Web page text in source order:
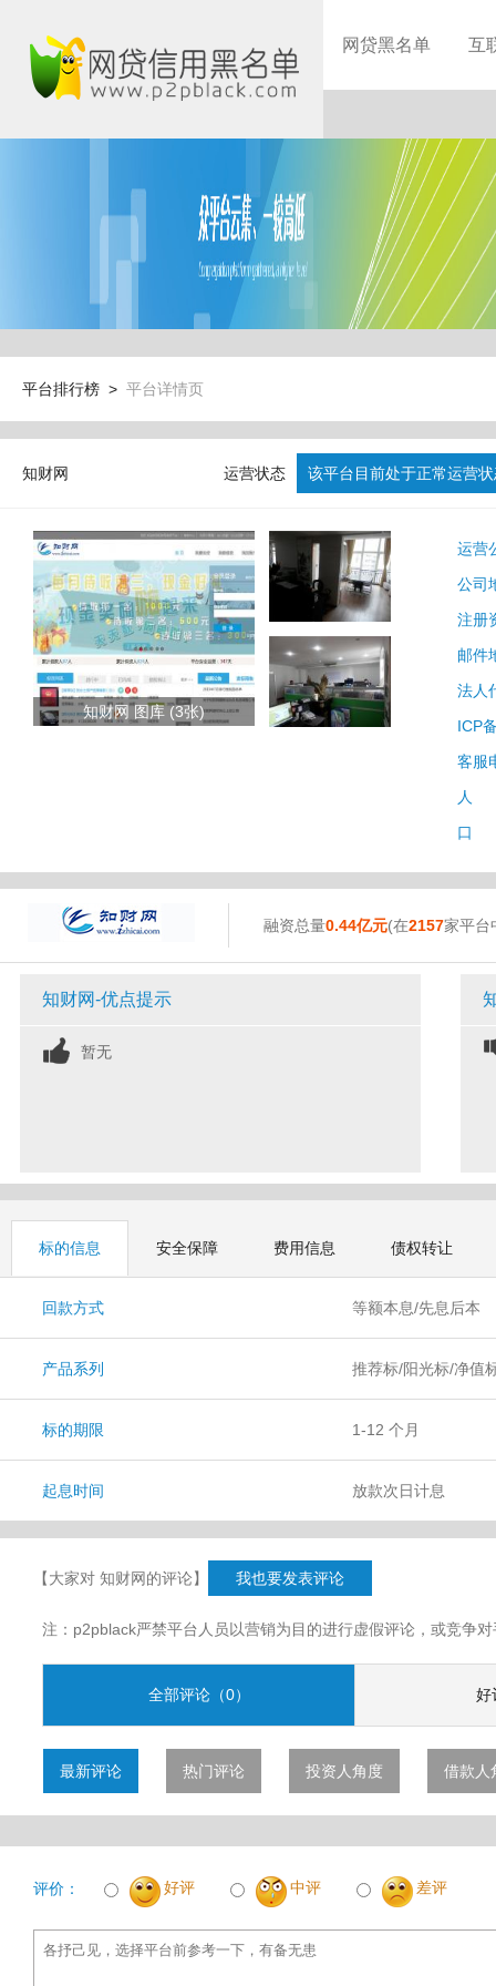
网贷黑名单 互
平台排行榜 > 平台详情页
知财网 运营状态 该平台目前处于正常运营
知财网 图库 (3张)
运营
公司
注册
邮件
法人
ICP
客服
人
口
融资总量0.44亿元(在2157家平台
知财网-优点提示
暂无
标的信息 安全保障 费用信息 债权转让
回款方式 等额本息/先息后本
产品系列 推荐标/阳光标/净值
标的期限 1-12 个月
起息时间 放款次日计息
【大家对 知财网的评论】 我也要发表评论
注：p2pblack严禁平台人员以营销为目的进行虚假评论，或竞争
全部评论（0） 好
最新评论 热门评论 投资人角度 借款人
评价： 好评 中评 差评